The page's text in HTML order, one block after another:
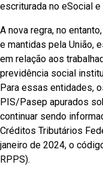
escriturada no eSocial e
A nova regra, no
e mantidas pela União,
em relação aos
previdência social
Para essas entidades,
PIS/Pasep apurados
continuar sendo
Créditos Tributários
janeiro de 2024, o
RPPS).